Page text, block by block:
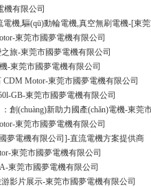
機有限公司
電機,驅(qū)動輪電機,真空無刷電機-[東
東莞市國夢電機有限公司
旅-東莞市國夢電機有限公司
-東莞市國夢電機有限公司
CDM Motor-東莞市國夢電機有限公司
GB-東莞市國夢電機有限公司
創(chuàng)新助力國產(chǎn)電機-東莞
東莞市國夢電機有限公司
夢電機有限公司]-直流電機方案提供商
東莞市國夢電機有限公司
東莞市國夢電機有限公司
影片展示-東莞市國夢電機有限公司